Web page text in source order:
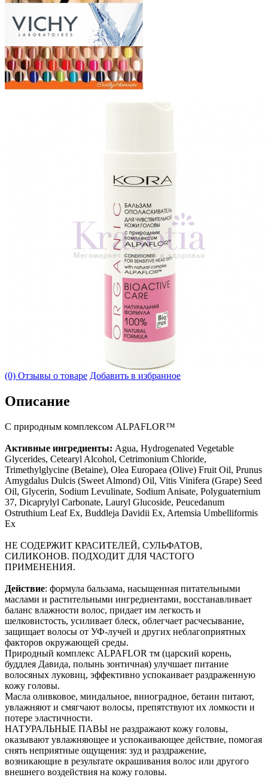
(0) Отзывы о товаре Добавить в избранное
Описание
С природным комплексом ALPAFLOR™
Активные ингредиенты: Agua, Hydrogenated Vegetable
Glycerides, Cetearyl Alcohol, Cetrimonium Chloride,
Trimethylglycine (Betaine), Olea Europaea (Olive) Fruit Oil, Prunus
Amygdalus Dulcis (Sweet Almond) Oil, Vitis Vinifera (Grape) Seed
Oil, Glycerin, Sodium Levulinate, Sodium Anisate, Polyguaternium
37, Dicaprylyl Carbonate, Lauryl Glucoside, Peucedanum
Ostruthium Leaf Ex, Buddleja Davidii Ex, Artemsia Umbelliformis
Ex
НЕ СОДЕРЖИТ КРАСИТЕЛЕЙ, СУЛЬФАТОВ,
СИЛИКОНОВ. ПОДХОДИТ ДЛЯ ЧАСТОГО
ПРИМЕНЕНИЯ.
Действие: формула бальзама, насыщенная питательными
маслами и растительными ингредиентами, восстанавливает
баланс влажности волос, придает им легкость и
шелковистость, усиливает блеск, облегчает расчесывание,
защищает волосы от УФ-лучей и других неблагоприятных
факторов окружающей среды.
Природный комплекс ALPAFLOR тм (царский корень,
буддлея Давида, полынь зонтичная) улучшает питание
волосяных луковиц, эффективно успокаивает раздраженную
кожу головы.
Масла оливковое, миндальное, виноградное, бетаин питают,
увлажняют и смягчают волосы, препятствуют их ломкости и
потере эластичности.
НАТУРАЛЬНЫЕ ПАВЫ не раздражают кожу головы,
оказывают увлажняющее и успокаивающее действие, помогая
снять неприятные ощущения: зуд и раздражение,
возникающие в результате окрашивания волос или другого
внешнего воздействия на кожу головы.